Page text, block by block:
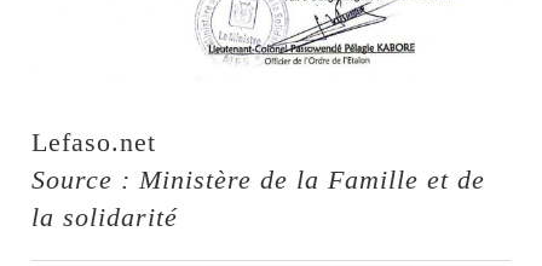
Lefaso.net
Source : Ministère de la Famille et de
la solidarité